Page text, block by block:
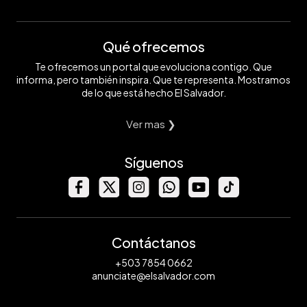
Qué ofrecemos
Te ofrecemos un portal que evoluciona contigo. Que
informa, pero también inspira. Que te representa. Mostramos
de lo que está hecho El Salvador.
Ver mas ❯
Síguenos
Contáctanos
+503 7854 0662
anunciate@elsalvador.com